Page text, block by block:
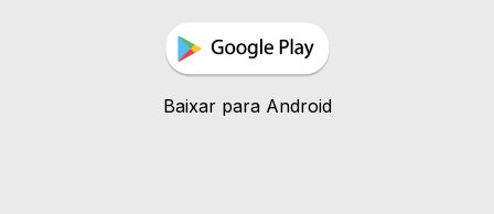
Baixar para Android